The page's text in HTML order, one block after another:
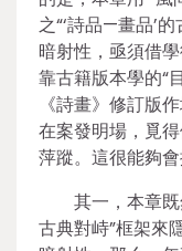
之“‘詩品—畫品’
暗射性，亟須借
靠古籍版本學的“
《詩畫》修訂版
在案發明場，覓
萍蹤。這很能夠會
其一，本章
古典對峙”框架來